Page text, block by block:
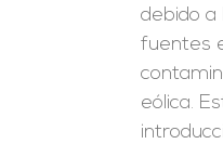
debido a
fuentes
eólica.